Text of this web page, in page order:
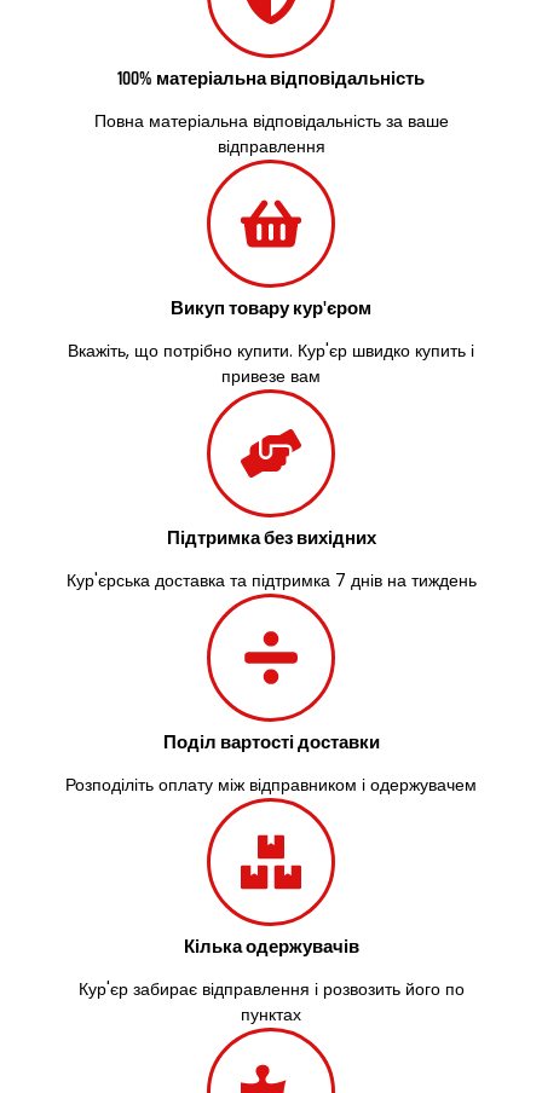
100% матеріальна відповідальність
Повна матеріальна відповідальність за ваше
відправлення
Викуп товару кур'єром
Вкажіть, що потрібно купити. Кур'єр швидко купить і
привезе вам
Підтримка без вихідних
Кур'єрська доставка та підтримка 7 днів на тиждень
Поділ вартості доставки
Розподіліть оплату між відправником і одержувачем
Кілька одержувачів
Кур'єр забирає відправлення і розвозить його по
пунктах
Великий Омеляник
Вільнянськ
Винники
Южне
Зміїв
Бабаи
Білгород-Дністровський